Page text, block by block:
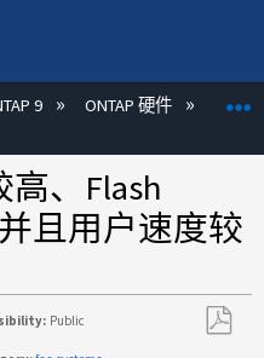
9 ONTAP 硬件
、Flash
且用户速度较
Public